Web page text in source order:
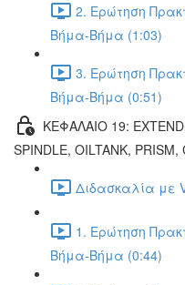
2. Ερώτηση
Βήμα-Βήμα (1:03)
3. Ερώτηση
Βήμα-Βήμα (0:51)
ΚΕΦΑΛΑΙΟ 19:
SPINDLE, OILTANK,
Διδασκαλία με
1. Ερώτηση
Βήμα-Βήμα (0:44)